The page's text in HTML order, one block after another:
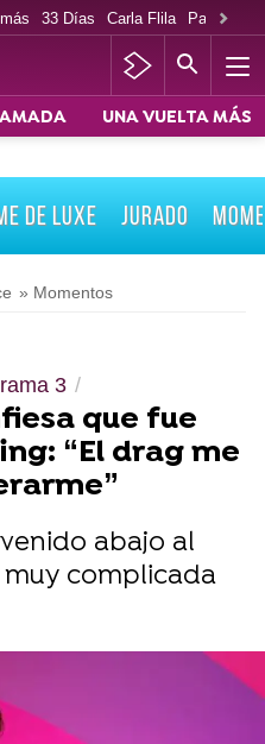
33 Días Carla Flila Paco
UNA VUELTA MÁS
DE LUXE JURADO
» Momentos
3
que fue
“El drag me
abajo al
complicada